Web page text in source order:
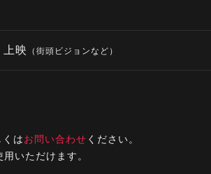
上映 （街頭ビジョンなど）
はお問い合わせ ください。
いただけます。